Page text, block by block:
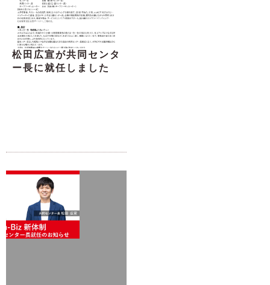
松田広宣が共同センタ
ー長に就任しました